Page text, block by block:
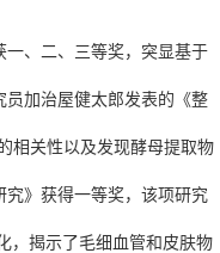
一、二、三等奖，突显基于
加治屋健太郎发表的《整
相关性以及发现酵母提取物
》获得一等奖，该项研究
，揭示了毛细血管和皮肤物